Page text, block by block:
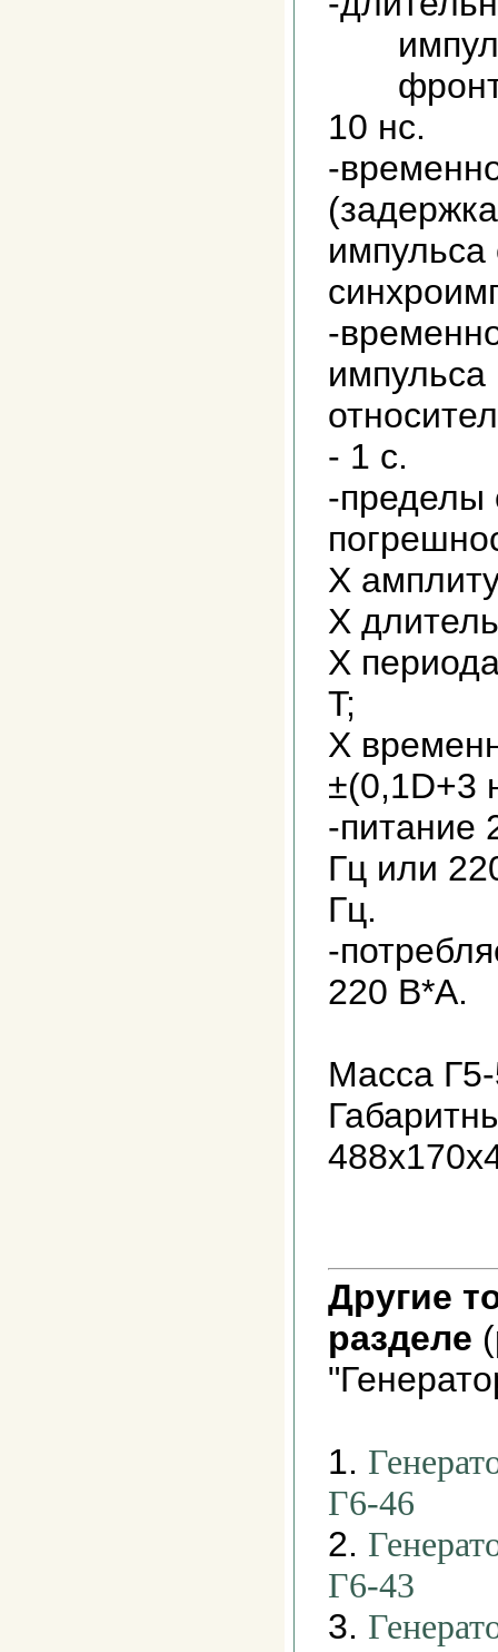
10 нс.
-
импульса
-
- 1 с.
-пределы
X
X
X
T;
X
±(0,1D+3
-питание
Гц или
Гц.
-
220 В*А.
Масса Г5-
Другие
разделе
1.
Г6-46
2.
Г6-43
3.